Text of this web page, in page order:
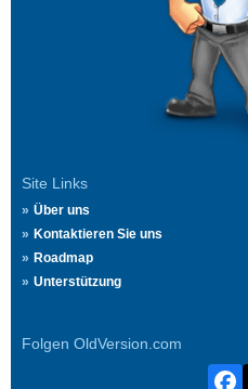
Site Links
Über uns
Kontaktieren Sie uns
Roadmap
Unterstützung
Folgen OldVersion.com